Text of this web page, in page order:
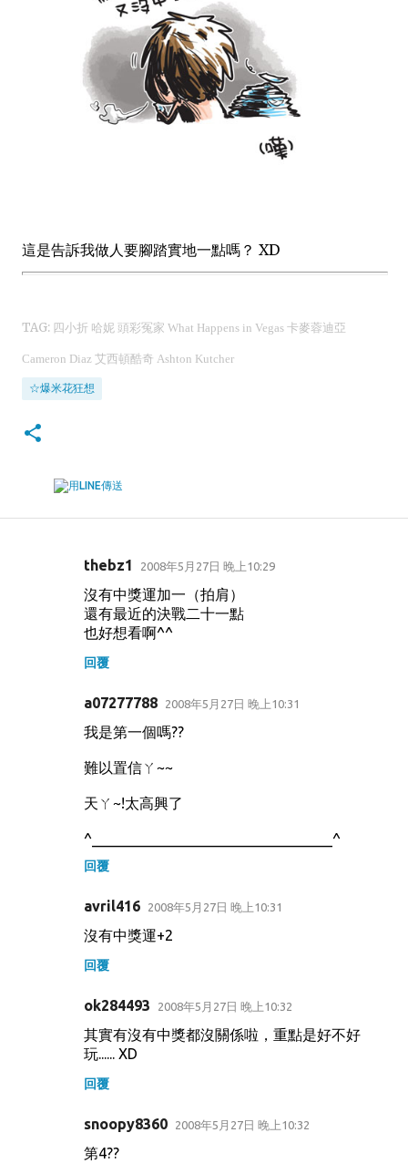
這是告訴我做人要腳踏實地一點嗎？ XD
TAG: 四小折 哈妮 頭彩冤家 What Happens in Vegas 卡麥蓉迪亞
Cameron Diaz 艾西頓酷奇 Ashton Kutcher
☆爆米花狂想
thebz1 2008年5月27日 晚上10:29
沒有中獎運加一（拍肩）
還有最近的決戰二十一點
也好想看啊^^
回覆
a07277788 2008年5月27日 晚上10:31
我是第一個嗎??
難以置信ㄚ~~
天ㄚ~!太高興了
^_________________________________^
回覆
avril416 2008年5月27日 晚上10:31
沒有中獎運+2
回覆
ok284493 2008年5月27日 晚上10:32
其實有沒有中獎都沒關係啦，重點是好不好
玩...... XD
回覆
snoopy8360 2008年5月27日 晚上10:32
第4??